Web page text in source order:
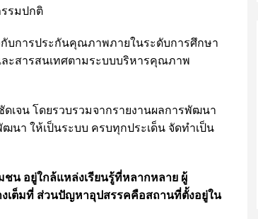
รมปกติ
บการประกันคุณภาพภายในระดับการศึกษา
ะสารสนเทศตามระบบบริหารคุณภาพ
เจน โดยรวบรวมจากรายงานผลการพัฒนา
า ให้เป็นระบบ ครบทุกประเด็น จัดทำเป็น
น อยู่ใกล้แหล่งเรียนรู้ที่หลากหลาย ผู้
ต็มที่ ส่วนปัญหาอุปสรรคคือสถานที่ตั้งอยู่ใน